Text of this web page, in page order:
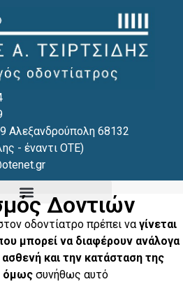
Αλεξανδρούπολη 68132
- έναντι ΟΤΕ)
Δοντιών
οδοντίατρο πρέπει ναγίνεται
μπορεί να διαφέρουν ανάλογα
και την κατάσταση της
όμως συνήθως αυτό